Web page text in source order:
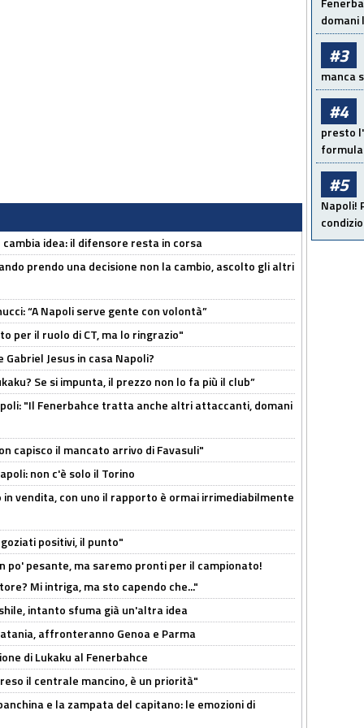
idea: il difensore resta in corsa
prendo una decisione non la cambio, ascolto gli altri
“A Napoli serve gente con volontà”
per il ruolo di CT, ma lo ringrazio"
Jesus in casa Napoli?
Se si impunta, il prezzo non lo fa più il club”
"Il Fenerbahce tratta anche altri attaccanti, domani
capisco il mancato arrivo di Favasuli"
non c'è solo il Torino
vendita, con uno il rapporto è ormai irrimediabilmente
positivi, il punto"
po' pesante, ma saremo pronti per il campionato!
Mi intriga, ma sto capendo che..."
intanto sfuma già un'altra idea
affronteranno Genoa e Parma
di Lukaku al Fenerbahce
il centrale mancino, è un priorità"
e la zampata del capitano: le emozioni di
#3
manca
#4
presto
#5
Napoli!